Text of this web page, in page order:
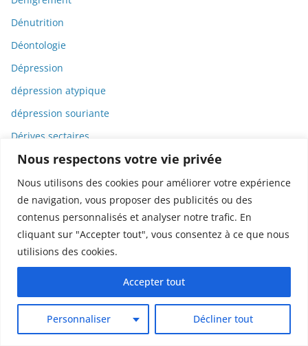
Nous respectons votre vie privée
Nous utilisons des cookies pour améliorer votre expérience
de navigation, vous proposer des publicités ou des
contenus personnalisés et analyser notre trafic. En
cliquant sur "Accepter tout", vous consentez à ce que nous
utilisions des cookies.
Personnaliser Décliner tout
Accepter tout
Dénutrition
Déontologie
Dépression
dépression atypique
dépression souriante
Dérives sectaires
Déserts médicaux
Désinformation
Dessin
Dessins animés
Déterminisme
Detox
Dette
Dette immunitaire